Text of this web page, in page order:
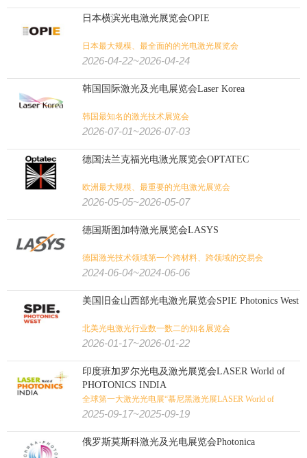
日本横滨光电激光展览会OPIE
日本最大规模、最全面的的光电激光展览会
2026-04-22~2026-04-24
韩国国际激光及光电展览会Laser Korea
韩国最知名的激光技术展览会
2026-07-01~2026-07-03
德国法兰克福光电激光展览会OPTATEC
欧洲最大规模、最重要的光电激光展览会
2026-05-05~2026-05-07
德国斯图加特激光展览会LASYS
德国激光技术领域第一个跨材料、跨领域的交易会
2024-06-04~2024-06-06
美国旧金山西部光电激光展览会SPIE Photonics West
北美光电激光行业数一数二的知名展览会
2026-01-17~2026-01-22
印度班加罗尔光电及激光展览会LASER World of
PHOTONICS INDIA
全球第一大激光光电展“慕尼黑激光展LASER World of
PHOTONICS”在印度的分支展
2025-09-17~2025-09-19
俄罗斯莫斯科激光及光电展览会Photonica